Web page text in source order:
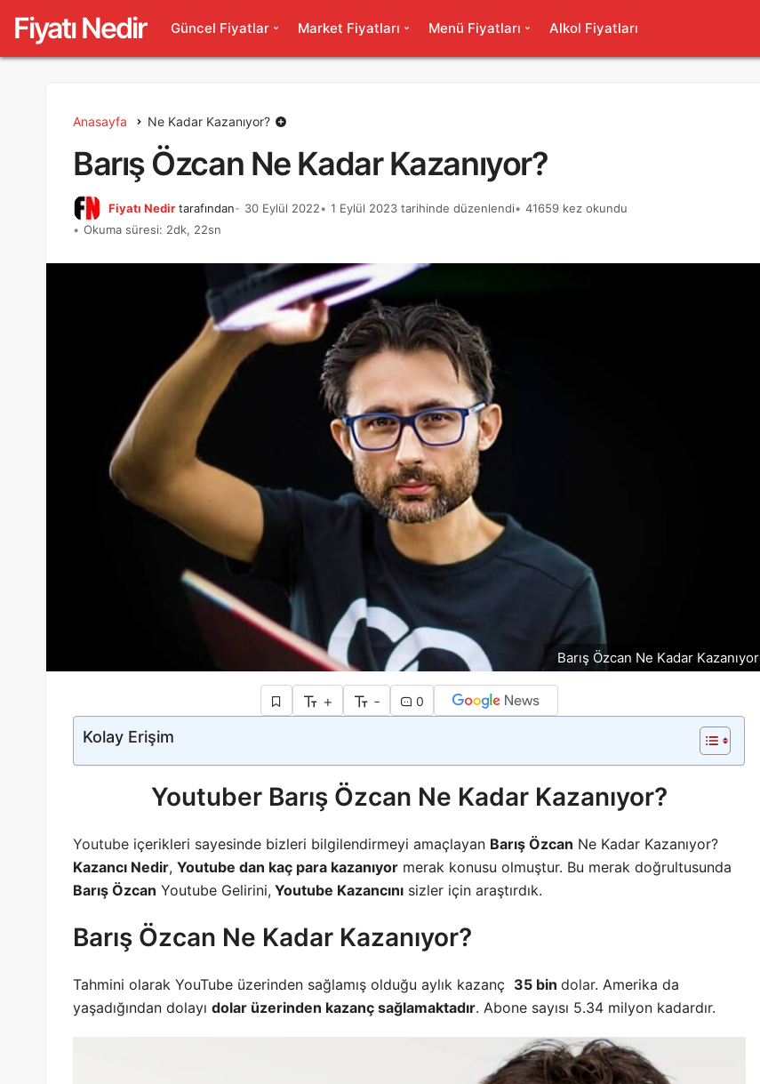
Fiyatı Nedir Güncel Fiyatlar Market Fiyatları Menü Fiyatları Alkol Fiyatları
Anasayfa Ne Kadar Kazanıyor?
Barış Özcan Ne Kadar Kazanıyor?
Fiyatı Nedir tarafından 30 Eylül 2022 1 Eylül 2023 tarihinde düzenlendi
41659 kez okundu
Okuma süresi: 2dk, 22sn
Barış Özcan Ne Kadar Kazanıyor
+ - 0
Kolay Erişim
Youtuber Barış Özcan Ne Kadar Kazanıyor?
Youtube içerikleri sayesinde bizleri bilgilendirmeyi amaçlayan Barış Özcan Ne Kadar Kazanıyor?
Kazancı Nedir, Youtube dan kaç para kazanıyor merak konusu olmuştur. Bu merak doğrultusunda
Barış Özcan Youtube Gelirini, Youtube Kazancını sizler için araştırdık.
Barış Özcan Ne Kadar Kazanıyor?
Tahmini olarak YouTube üzerinden sağlamış olduğu aylık kazanç 35 bin dolar. Amerika da
yaşadığından dolayı dolar üzerinden kazanç sağlamaktadır. Abone sayısı 5.34 milyon kadardır.